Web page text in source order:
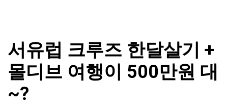
서유럽 크루즈 한달살기 +
몰디브 여행이 500만원 대
~?